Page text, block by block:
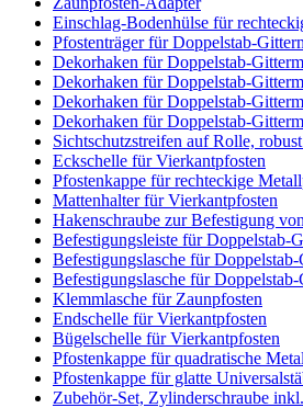
Einschlag-Bodenhülse für
Pfostenträger für Doppelstab-
Dekorhaken für Doppelstab-
Dekorhaken für Doppelstab-
Dekorhaken für Doppelstab-
Dekorhaken für Doppelstab-
Sichtschutzstreifen auf Rolle,
Eckschelle für Vierkantpfosten
Pfostenkappe für rechteckige
Mattenhalter für Vierkantpfosten
Hakenschraube zur Befestigung
Befestigungsleiste für Doppelstab-
Befestigungslasche für Doppelstab-
Befestigungslasche für Doppelstab-
Klemmlasche für Zaunpfosten
Endschelle für Vierkantpfosten
Bügelschelle für Vierkantpfosten
Pfostenkappe für quadratische
Pfostenkappe für glatte
Zubehör-Set, Zylinderschraube